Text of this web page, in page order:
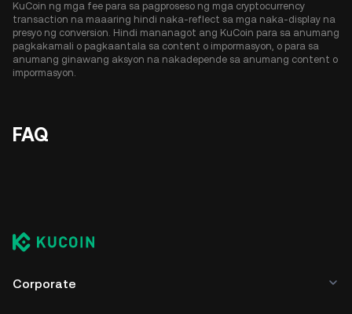
KuCoin ng mga fee para sa pagproseso ng mga cryptocurrency
transaction na maaaring hindi naka-reflect sa mga naka-display na
presyo ng conversion. Hindi mananagot ang KuCoin para sa anumang
pagkakamali o pagkaantala sa content o impormasyon, o para sa
anumang ginawang aksyon na nakadepende sa anumang content o
impormasyon.
FAQ
Corporate